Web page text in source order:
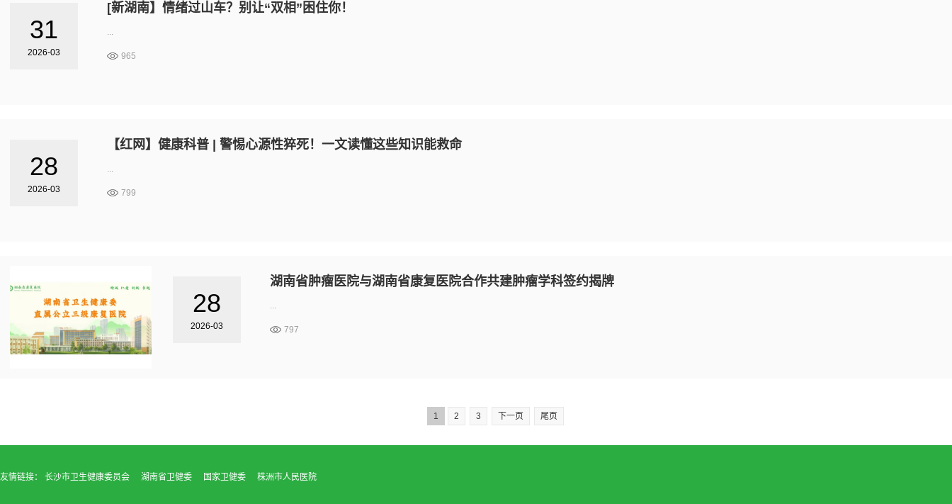
31
2026-03
[新湖南】情绪过山车？别让“双相”困住你！
...
965
28
2026-03
【红网】健康科普 | 警惕心源性猝死！一文读懂这些知识能救命
...
799
28
2026-03
湖南省肿瘤医院与湖南省康复医院合作共建肿瘤学科签约揭牌
...
797
1 2 3 下一页 尾页
友情链接： 长沙市卫生健康委员会 湖南省卫健委 国家卫健委 株洲市人民医院